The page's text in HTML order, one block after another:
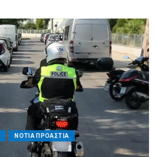
ΝΟΤΙΑ ΠΡΟΑΣΤΙΑ